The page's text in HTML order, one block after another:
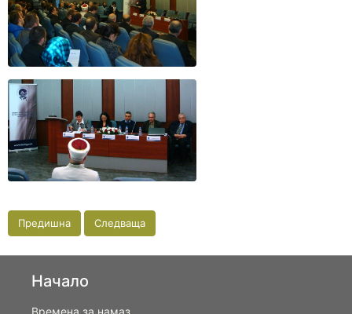
Предишна Следваща
Начало
Времена за намаз